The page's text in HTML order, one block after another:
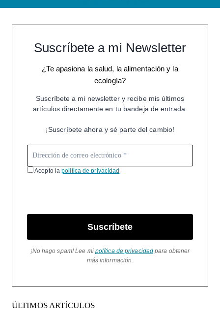
Suscríbete a mi Newsletter
¿Te apasiona la salud, la alimentación y la
ecología?
Suscríbete a mi newsletter y recibe mis últimos
artículos directamente en tu bandeja de entrada.
¡Suscríbete ahora y sé parte del cambio!
Acepto lapolítica de privacidad
Suscríbete
¡No hago spam! Lee mi política de privacidad para obtener
más información.
ÚLTIMOS ARTÍCULOS